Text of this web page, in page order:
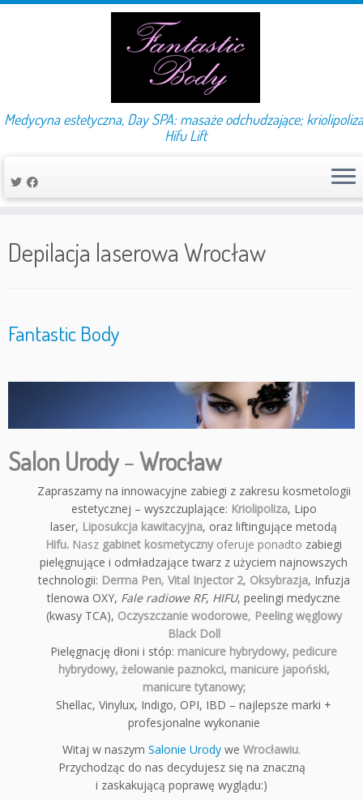
do
treści
Medycyna estetyczna, Day SPA: masaże odchudzające;
Hifu Lift
Depilacja laserowa Wrocław
Fantastic Body
Salon Urody–Wrocław
Zapraszamy na innowacyjne zabiegi z zakresu kosmetologii
estetycznej – wyszczuplające: Kriolipoliza, Lipo
laser, Liposukcja kawitacyjna, oraz liftingujące metodą
Hifu. Nasz gabinet kosmetycznyoferuje ponadto zabiegi
pielęgnujące i odmładzające twarz z użyciem najnowszych
technologii: Derma Pen, Vital Injector 2, Oksybrazja, Infuzja
tlenowa OXY, Fale radiowe RF, HIFU, peelingi medyczne
(kwasy TCA), Oczyszczanie wodorowe, Peeling węglowy
Black Doll
Pielęgnację dłoni i stóp: manicure hybrydowy, pedicure
hybrydowy, żelowanie paznokci, manicure japoński,
manicure tytanowy;
Shellac, Vinylux, Indigo, OPI, IBD – najlepsze marki +
profesjonalne wykonanie
Witaj w naszym Salonie Urody we Wrocławiu.
Przychodząc do nas decydujesz się na znaczną
i zaskakującą poprawę wyglądu:)